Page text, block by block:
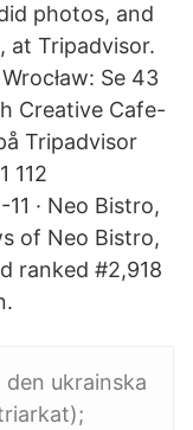
photos, and
at Tripadvisor.
Se 43
Creative Cafe-
Tripadvisor
112
· Neo Bistro,
of Neo Bistro,
ranked #2,918
ukrainska